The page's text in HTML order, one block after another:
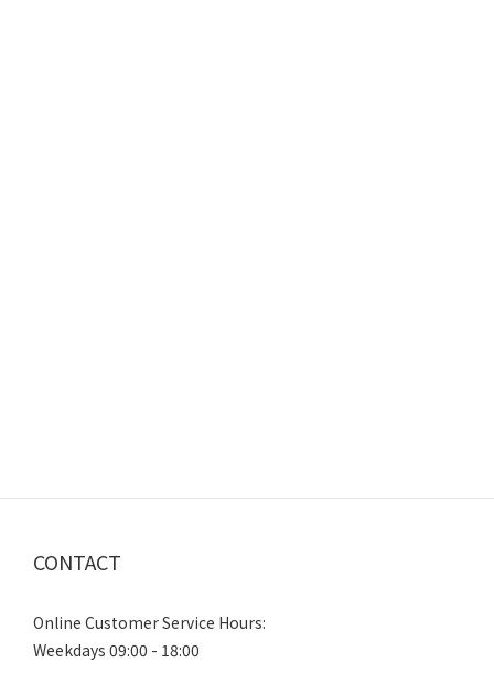
CONTACT
Online Customer Service Hours:
Weekdays 09:00 - 18:00